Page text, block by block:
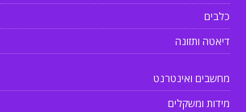
כלבים
דיאטה ותזונה
מחשבים ואינטרנט
מידות ומשקלים